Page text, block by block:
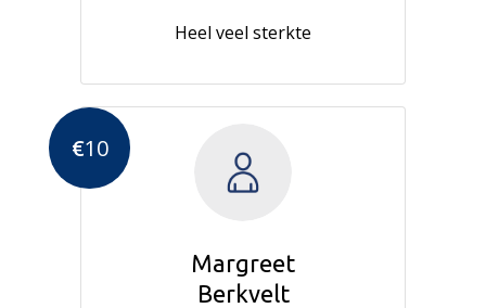
Heel veel sterkte
€10
Margreet
Berkvelt